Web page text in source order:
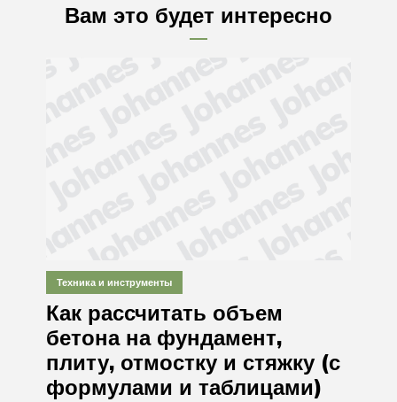
Вам это будет интересно
Техника и инструменты
Как рассчитать объем
бетона на фундамент,
плиту, отмостку и стяжку (с
формулами и таблицами)